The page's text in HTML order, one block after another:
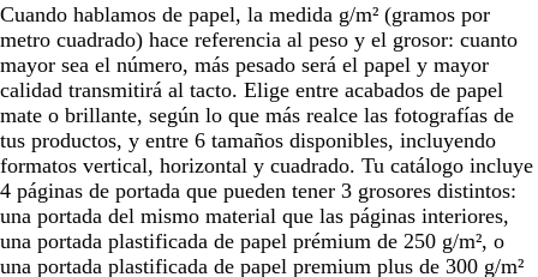
Cuando hablamos de papel, la medida g/m² (gramos por
metro cuadrado) hace referencia al peso y el grosor: cuanto
mayor sea el número, más pesado será el papel y mayor
calidad transmitirá al tacto. Elige entre acabados de papel
mate o brillante, según lo que más realce las fotografías de
tus productos, y entre 6 tamaños disponibles, incluyendo
formatos vertical, horizontal y cuadrado. Tu catálogo incluye
4 páginas de portada que pueden tener 3 grosores distintos:
una portada del mismo material que las páginas interiores,
una portada plastificada de papel prémium de 250 g/m², o
una portada plastificada de papel premium plus de 300 g/m²